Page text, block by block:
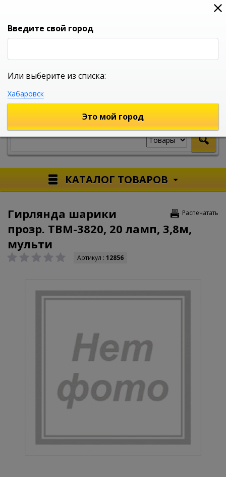
0
УНИВЕРСАЛЬНЫЙ ИНТЕРНЕТ МАГАЗИН
КАТАЛОГ ТОВАРОВ
Распечатать
Гирлянда шарики
прозр. ТBМ-3820, 20 ламп, 3,8м,
мульти
Артикул : 12856
Введите свой город
Или выберите из списка:
Хабаровск
Это мой город